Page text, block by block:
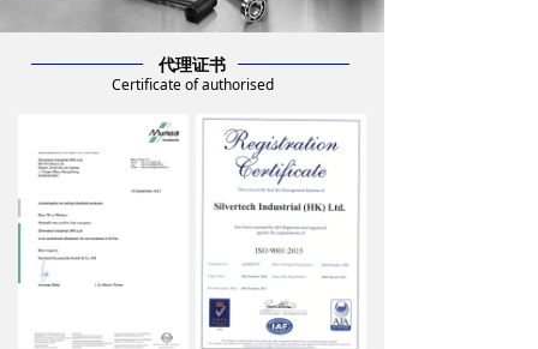
代理证书
Certificate of authorised